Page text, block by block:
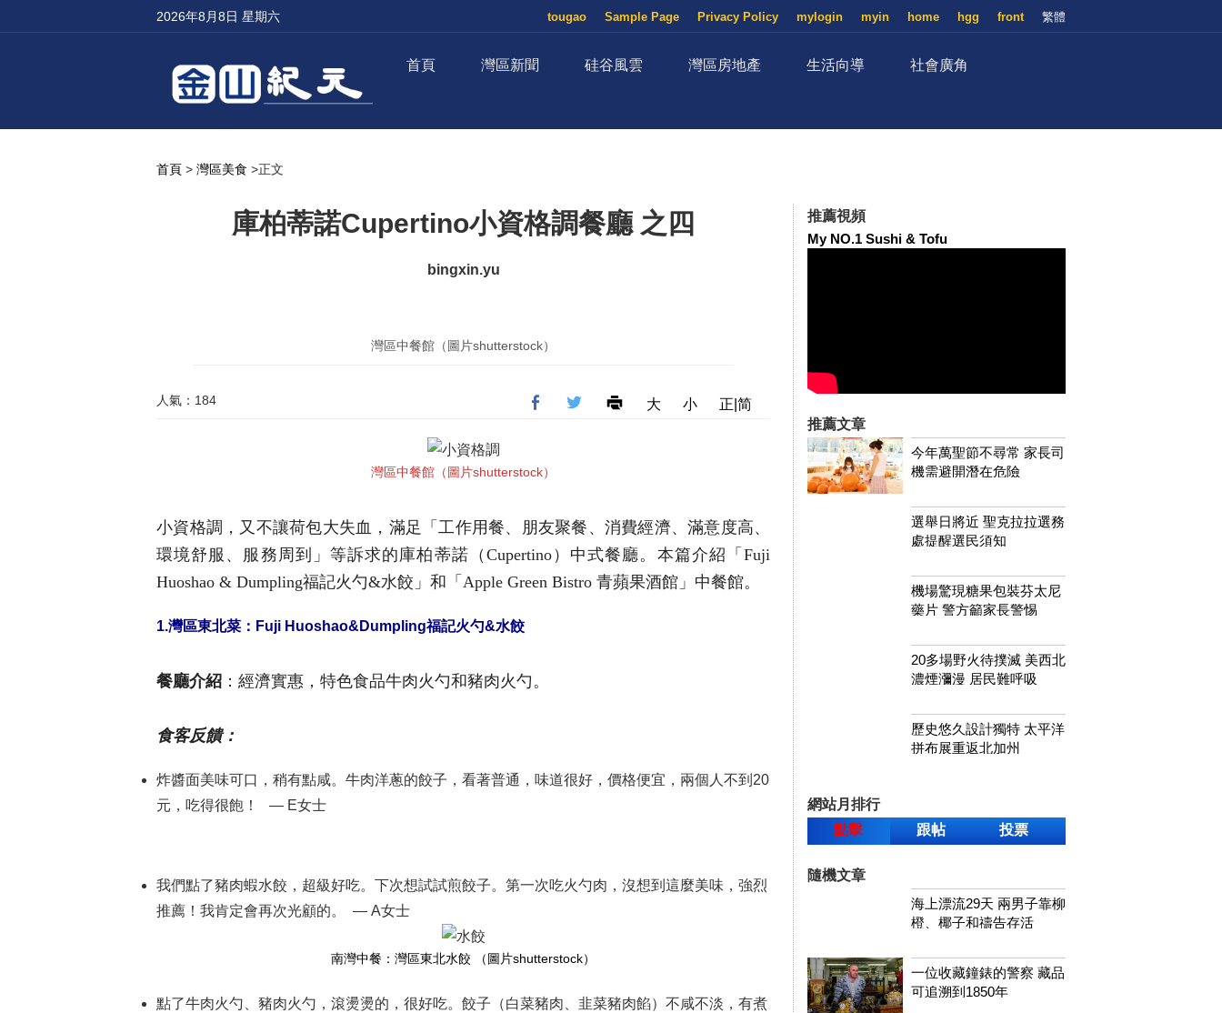
2026年8月8日 星期六 繁體
front
hgg
home
myin
mylogin
Privacy Policy
Sample Page
tougao
首頁 灣區新聞 硅谷風雲 灣區房地產 生活向導 社會廣角
首頁 > 灣區美食 >正文
庫柏蒂諾Cupertino小資格調餐廳 之四
bingxin.yu
灣區中餐館（圖片shutterstock）
人氣：184 大 小 正|简
灣區中餐館（圖片shutterstock）
小資格調，又不讓荷包大失血，滿足「工作用餐、朋友聚餐、消費經濟、滿意度高、
環境舒服、服務周到」等訴求的庫柏蒂諾（Cupertino）中式餐廳。本篇介紹「Fuji
Huoshao & Dumpling福記火勺&水餃」和「Apple Green Bistro 青蘋果酒館」中餐館。
1.灣區東北菜： Fuji Huoshao& Dumpling福記火勺&水餃
餐廳介紹 ：經濟實惠，特色食品牛肉火勺和豬肉火勺。
食客反饋：
炸醬面美味可口，稍有點咸。牛肉洋蔥的餃子，看著普通，味道很好，價格便宜，兩個人不到20
元，吃得很飽！ — E女士
我們點了豬肉蝦水餃，超級好吃。下次想試試煎餃子。第一次吃火勺肉，沒想到這麼美味，強烈
推薦！我肯定會再次光顧的。 — A女士
南灣中餐：灣區東北水餃 （圖片shutterstock）
點了牛肉火勺、豬肉火勺，滾燙燙的，很好吃。餃子（白菜豬肉、韭菜豬肉餡）不咸不淡，有煮
推薦視頻
My NO.1 Sushi & Tofu
推薦文章
今年萬聖節不尋常 家長司
機需避開潛在危險
選舉日將近 聖克拉拉選務
處提醒選民須知
機場驚現糖果包裝芬太尼
藥片 警方籲家長警惕
20多場野火待撲滅 美西北
濃煙瀰漫 居民難呼吸
歷史悠久設計獨特 太平洋
拼布展重返北加州
網站月排行
點擊
跟帖 投票
隨機文章
海上漂流29天 兩男子靠柳
橙、椰子和禱告存活
一位收藏鐘錶的警察 藏品
可追溯到1850年